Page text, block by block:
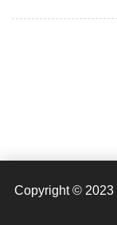
Copyright © 2023